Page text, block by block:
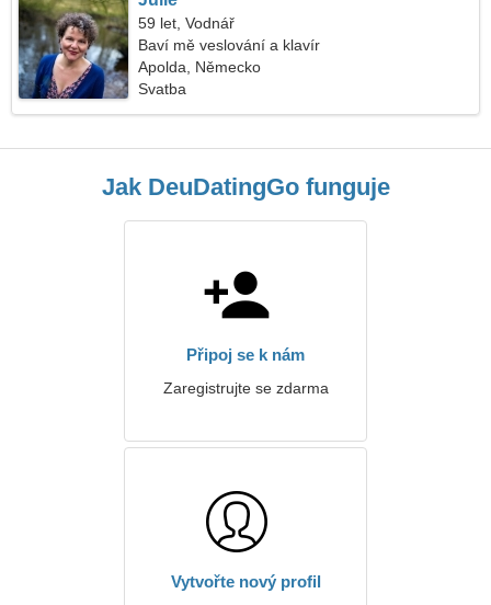
59 let, Vodnář
Baví mě veslování a klavír
Apolda, Německo
Svatba
Jak DeuDatingGo funguje
Připoj se k nám
Zaregistrujte se zdarma
Vytvořte nový profil